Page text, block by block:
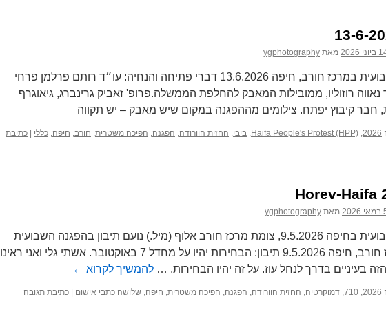
2026 מאת ygphotography
ההפגנה השבועית במרכז חורב, חיפה 13.6.2026 דברי פתיחה והנחיה: עו״ד רותם פרלמן פרחי
נאווה רוזוליו, ממובילות המאבק להחלפת הממשלה.פרופ' זאביק גרינברג, גיאוגרף
חבר קיבוץ יפתח. צילומים מההפגנה במקום שיש מאבק – יש תקווה
2026
,
Haifa People's Protest (HPP)
, ביבי, החזית הוורודה, הפגנה, הפיכה משטרית, חורב, חיפה, כללי
כתיבת
Horev-Haifa
2026 מאת ygphotography
ההפגנה השבועית בחיפה 9.5.2026, צומת מרכז חורב אלוף (מיל.) נועם תיבון בהפגנה השבועית
בצומת מרכז חורב, חיפה 9.5.2026 תיבון: הבחירות יהיו על מחדל 7 באוקטובר. אשתי גלי ואני ראינו
בעיניים בדרך לנחל עוז. על זה יהיו הבחירות. … להמשיך לקרוא ←
2026
,
710
, דמוקרטיה, החזית הוורודה, הפגנה, הפיכה משטרית, חיפה, שלושה כתבי אישום כתיבת תגובה